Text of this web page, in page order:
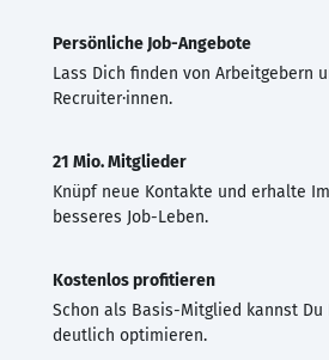
Persönliche Job-Angebote
Lass Dich finden von Arbeitgebern
Recruiter·innen.
21 Mio. Mitglieder
Knüpf neue Kontakte und erhalte
besseres Job-Leben.
Kostenlos profitieren
Schon als Basis-Mitglied kannst Du
deutlich optimieren.